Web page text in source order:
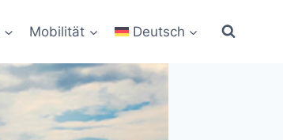
Mobilität Deutsch